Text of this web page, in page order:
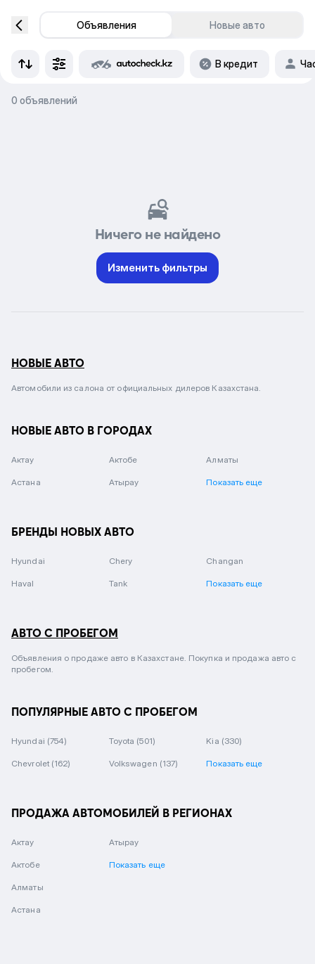
Объявления Новые авто
В кредит
0 объявлений
Ничего не найдено
Изменить фильтры
НОВЫЕ АВТО
Автомобили из салона от официальных дилеров Казахстана.
НОВЫЕ АВТО В ГОРОДАХ
Актау Актобе Алматы
Астана Атырау Показать еще
БРЕНДЫ НОВЫХ АВТО
Hyundai Chery Changan
Haval Tank Показать еще
АВТО С ПРОБЕГОМ
Объявления о продаже авто в Казахстане. Покупка и продажа авто с
пробегом.
ПОПУЛЯРНЫЕ АВТО С ПРОБЕГОМ
Hyundai (754) Toyota (501) Kia (330)
Chevrolet (162) Volkswagen (137) Показать еще
ПРОДАЖА АВТОМОБИЛЕЙ В РЕГИОНАХ
Актау
Актобе
Алматы
Астана
Атырау
Показать еще